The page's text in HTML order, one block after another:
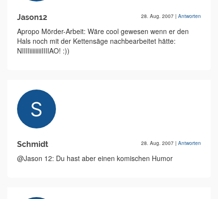
Jason12 28. Aug. 2007 | Antworten
Apropo Mörder-Arbeit: Wäre cool gewesen wenn er den
Hals noch mit der Kettensäge nachbearbeitet hätte:
NIIIIiiiiiiiiIIIIAO! :))
Schmidt 28. Aug. 2007 | Antworten
@Jason 12: Du hast aber einen komischen Humor